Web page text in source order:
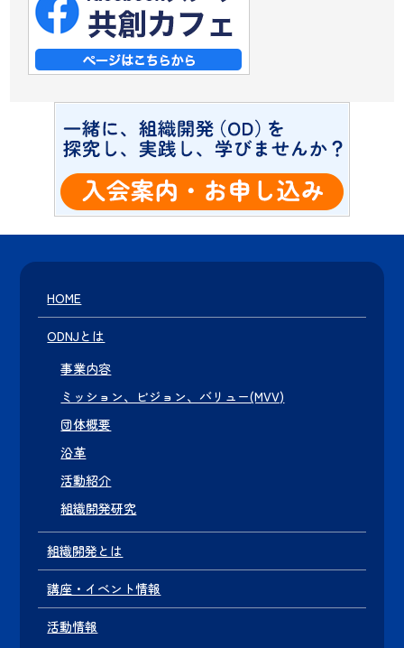
HOME
ODNJとは
事業内容
ミッション、ビジョン、バリュー(MVV)
団体概要
沿革
活動紹介
組織開発研究
組織開発とは
講座・イベント情報
活動情報